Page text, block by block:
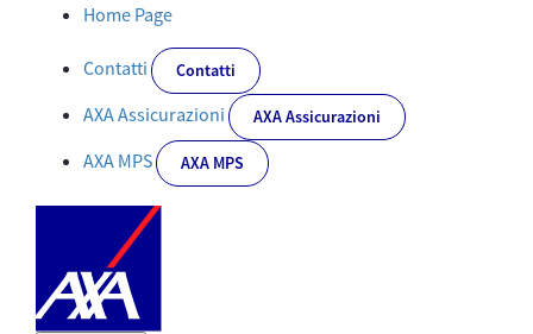
AXA Italia insieme a WeWorld in un’azione concreta per
Home Page
Contatti Contatti
AXA Assicurazioni AXA Assicurazioni
AXA MPS AXA MPS